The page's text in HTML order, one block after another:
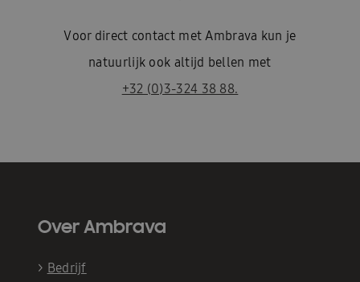
Voor direct contact met Ambrava kun je
natuurlijk ook altijd bellen met
+32 (0)3-324 38 88.
Over Ambrava
> Bedrijf